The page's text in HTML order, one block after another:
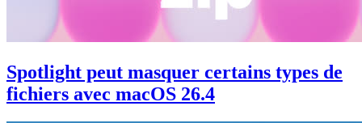
Spotlight peut masquer certains types de
fichiers avec macOS 26.4